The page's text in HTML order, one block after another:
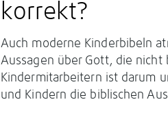
korrekt?
Auch moderne Kinderbibeln
Aussagen über Gott, die nicht
Kindermitarbeitern ist darum
und Kindern die biblischen